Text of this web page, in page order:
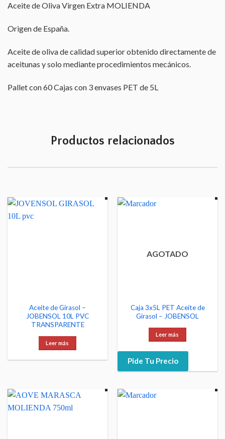
Aceite de Oliva Virgen Extra MOLIENDA
Origen de España.
Aceite de oliva de calidad superior obtenido directamente de
aceitunas y solo mediante procedimientos mecánicos.
Pallet con 60 Cajas con 3 envases PET de 5L
Productos relacionados
Aceite de Girasol –
JOBENSOL 10L PVC
TRANSPARENTE
Leer más
AGOTADO
Caja 3x5L PET Aceite de
Girasol – JOBENSOL
Leer más
Pide Tu Precio